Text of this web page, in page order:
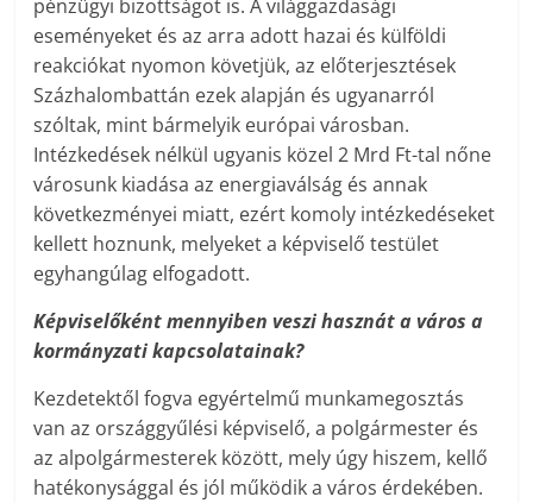
pénzügyi bizottságot is. A világgazdasági
eseményeket és az arra adott hazai és külföldi
reakciókat nyomon követjük, az előterjesztések
Százhalombattán ezek alapján és ugyanarról
szóltak, mint bármelyik európai városban.
Intézkedések nélkül ugyanis közel 2 Mrd Ft-tal nőne
városunk kiadása az energiaválság és annak
következményei miatt, ezért komoly intézkedéseket
kellett hoznunk, melyeket a képviselő testület
egyhangúlag elfogadott.
Képviselőként mennyiben veszi hasznát a város a
kormányzati kapcsolatainak?
Kezdetektől fogva egyértelmű munkamegosztás
van az országgyűlési képviselő, a polgármester és
az alpolgármesterek között, mely úgy hiszem, kellő
hatékonysággal és jól működik a város érdekében.